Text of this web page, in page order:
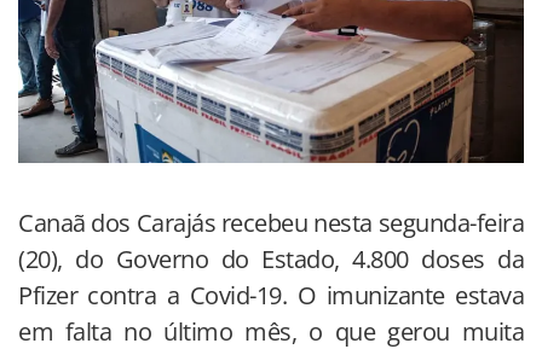
Canaã dos Carajás recebeu nesta segunda-feira
(20), do Governo do Estado, 4.800 doses da
Pfizer contra a Covid-19. O imunizante estava
em falta no último mês, o que gerou muita